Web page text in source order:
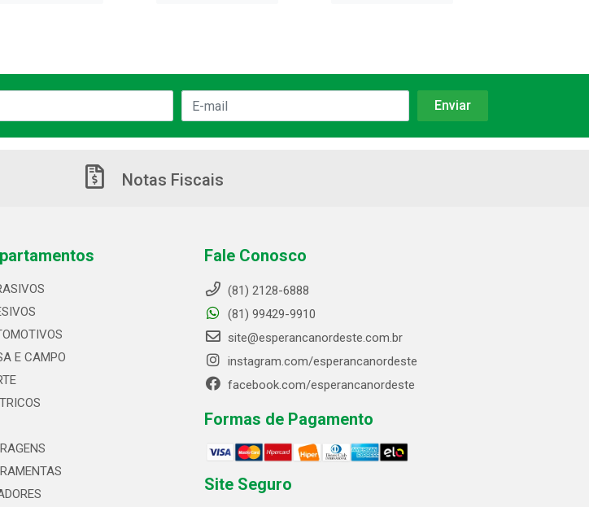
Notas Fiscais
E CAMPO
Fale Conosco
(81) 2128-6888
(81) 99429-9910
site@esperancanordeste.com.br
instagram.com/esperancanordeste
facebook.com/esperancanordeste
Formas de Pagamento
Site Seguro